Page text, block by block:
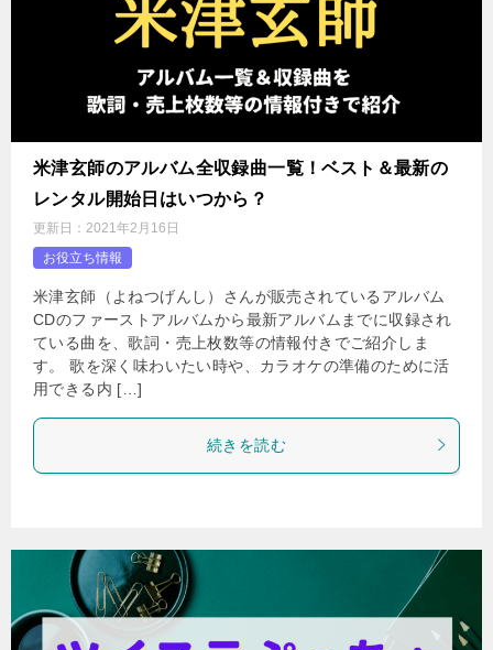
米津玄師のアルバム全収録曲一覧！ベスト＆最新の
レンタル開始日はいつから？
更新日： 2021年2月16日
お役立ち情報
米津玄師（よねつげんし）さんが販売されているアルバム
CDのファーストアルバムから最新アルバムまでに収録され
ている曲を、歌詞・売上枚数等の情報付きでご紹介しま
す。 歌を深く味わいたい時や、カラオケの準備のために活
用できる内 […]
続きを読む